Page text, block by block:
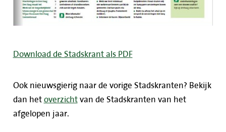
Download de Stadskrant als PDF
Ook nieuwsgierig naar de vorige Stadskranten? Bekijk
dan hetoverzichtvan de Stadskranten van het
afgelopen jaar.